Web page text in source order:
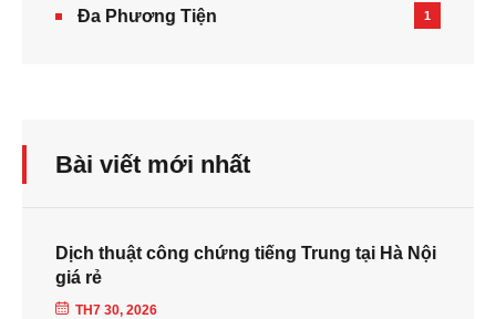
Đa Phương Tiện 1
Bài viết mới nhất
Dịch thuật công chứng tiếng Trung tại Hà Nội
giá rẻ
TH7 30, 2026